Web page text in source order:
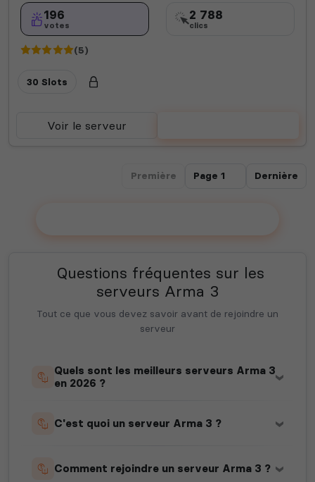
196
votes
2 788
clics
(5)
30 Slots
Voir le serveur
Première Dernière
Questions fréquentes sur les
serveurs Arma 3
Tout ce que vous devez savoir avant de rejoindre un
serveur
Quels sont les meilleurs serveurs Arma 3
en 2026 ?
C'est quoi un serveur Arma 3 ?
Comment rejoindre un serveur Arma 3 ?